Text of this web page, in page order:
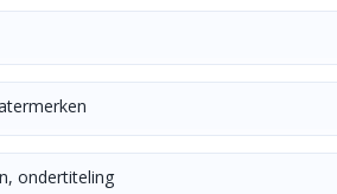
ondertiteling